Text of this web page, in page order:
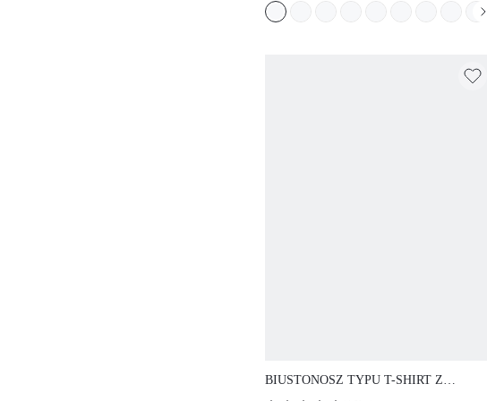
FISZBINAMI, Z PODPARCIEM
BIUSTONOSZ TYPU T-SHIRT Z
NADRUKIEM DREAM CURVE SUPPORT